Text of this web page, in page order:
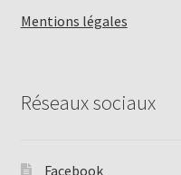
Mentions légales
Réseaux sociaux
Facebook